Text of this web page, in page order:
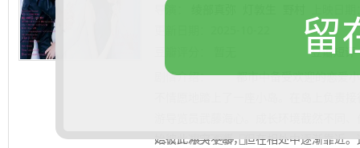
导演：
豆瓣短评
剧情介绍：都市中备受欢迎的恋爱小
始彼此冲突不断，但在相处中逐渐靠近
.......... 展开更多
留